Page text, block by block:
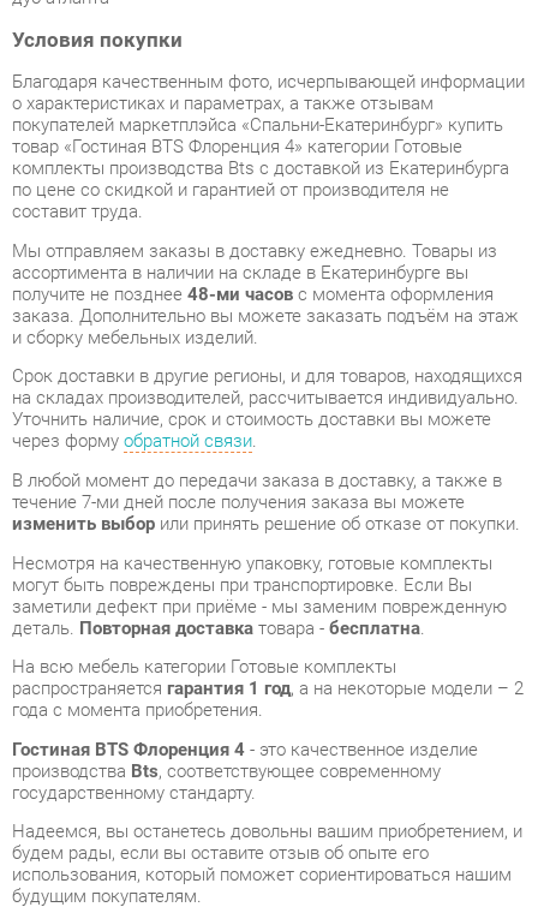
Благодаря качественным фото, исчерпывающей информации
о характеристиках и параметрах, а также отзывам
покупателей маркетплэйса «Спальни-Екатеринбург» купить
товар «Гостиная BTS Флоренция 4» категории Готовые
комплекты производства Bts с доставкой из Екатеринбурга
по цене со скидкой и гарантией от производителя не
составит труда.
Мы отправляем заказы в доставку ежедневно. Товары из
ассортимента в наличии на складе в Екатеринбурге вы
получите не позднее
и сборку мебельных изделий.
Срок доставки в другие регионы, и для товаров, находящихся
на складах производителей, рассчитывается индивидуально.
Уточнить наличие, срок и стоимость доставки вы можете
В любой момент до передачи заказа в доставку, а также в
течение 7-ми дней после получения заказа вы можете
изменить выборили принять решение об отказе от покупки.
Несмотря на качественную упаковку, готовые комплекты
могут быть повреждены при транспортировке. Если Вы
заметили дефект при приёме - мы заменим поврежденную
деталь.Повторная доставка товара -бесплатна.
На всю мебель категории Готовые комплекты
распространяетсягарантия 1 год, а на некоторые модели – 2
года с момента приобретения.
производстваBts, соответствующее современному
государственному стандарту.
будем рады, если вы оставите отзыв об опыте его
использования, который поможет сориентироваться нашим
будущим покупателям.
Кроме формы обратной связиполучить развёрнутую
консультацию, фото и видеообзор продукции вы можете по
e-mail, телефону в Екатеринбурге и через мессенджеры
Telegram и WhatsApp.